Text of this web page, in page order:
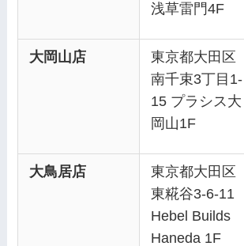
浅草雷門4F
大岡山店
東京都大田区
南千束3丁目1-
15 プラシス大
岡山1F
大鳥居店
東京都大田区
東糀谷3-6-11
Hebel Builds
Haneda 1F